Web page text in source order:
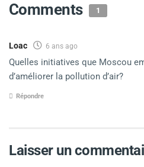
Comments 1
Loac 6 ans ago
Quelles initiatives que Moscou
d’améliorer la pollution d’air?
Répondre
Laisser un